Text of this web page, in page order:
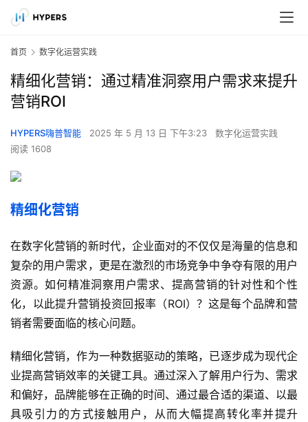
首页 数字化运营实践
精细化营销：通过精准洞察用户需求来提升
营销ROI
HYPERS嗨普智能 2025 年 5 月 13 日 下午3:23
数字化运营实践
阅读 1608
精细化营销
在数字化营销的新时代，企业面对的不仅仅是海量的信息和
复杂的用户需求，更是在激烈的市场竞争中争夺有限的用户
资源。如何精准洞察用户需求、提高营销的针对性和个性
化，以此提升营销投资回报率（ROI）？这是每个品牌和营
销者需要面临的核心问题。
精细化营销，作为一种数据驱动的策略，已逐步成为现代企
业提高营销效率的关键工具。通过深入了解用户行为、需求
和偏好，品牌能够在正确的时间、通过最合适的渠道、以最
具吸引力的方式接触用户，从而大幅提高转化率并提升